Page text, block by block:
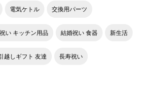
電気ケトル 交換用パーツ
い キッチン用品 結婚祝い 食器 新生活
越しギフト 友達 長寿祝い